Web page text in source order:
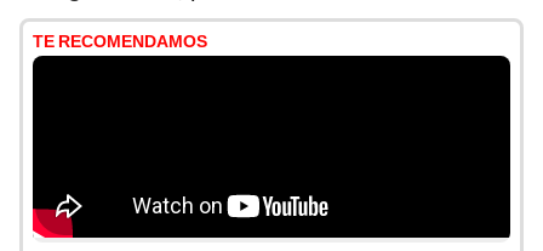
TE RECOMENDAMOS